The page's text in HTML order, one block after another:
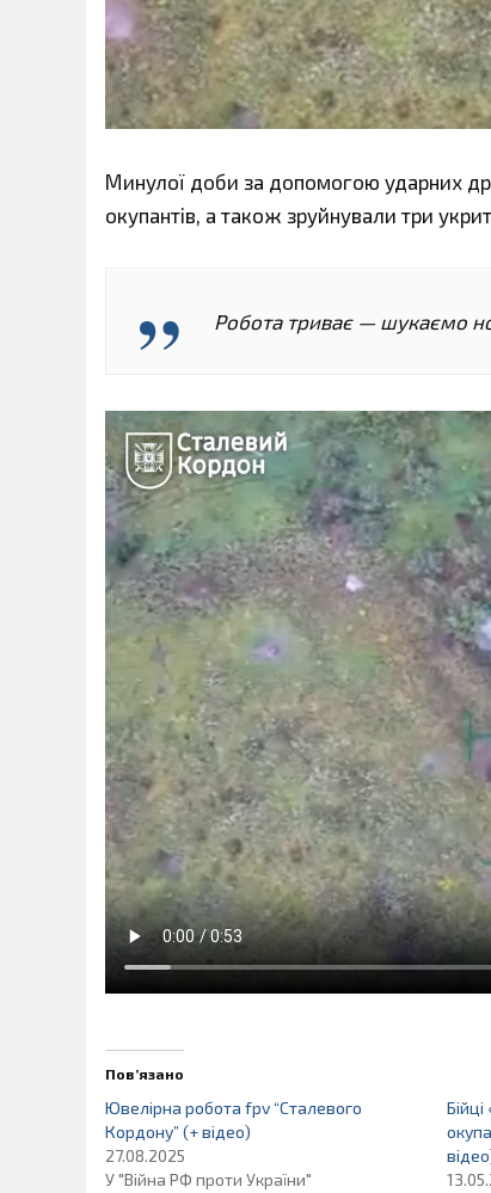
Минулої доби за допомогою ударних
окупантів, а також зруйнували три
Робота триває — шукаємо
Пов’язано
Ювелірна робота fpv “Сталевого
Кордону” (+ відео)
27.08.2025
У "Війна РФ проти України"